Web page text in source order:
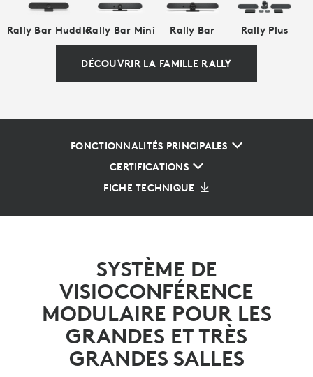
Rally Bar HuddleRally Bar Mini Rally Bar Rally Plus
DÉCOUVRIR LA FAMILLE RALLY
FONCTIONNALITÉS PRINCIPALES
CERTIFICATIONS
FICHE TECHNIQUE
SYSTÈME DE
VISIOCONFÉRENCE
MODULAIRE POUR LES
GRANDES ET TRÈS
GRANDES SALLES